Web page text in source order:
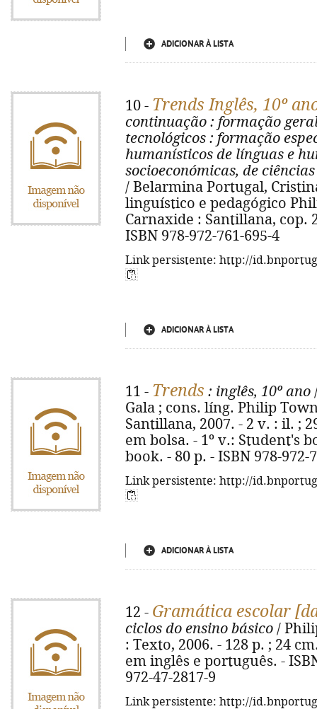
ADICIONAR À LISTA
10 - Trends Inglês, 10º
continuação : formação
tecnológicos : formação
humanísticos de línguas e
socioeconómicas, de
/ Belarmina Portugal,
linguístico e pedagógico
Carnaxide : Santillana, cop.
ISBN 978-972-761-695-4
Link persistente: http://
ADICIONAR À LISTA
11 - Trends : inglês, 10º ano
Gala ; cons. líng. Philip
Santillana, 2007. - 2 v. : il. ;
em bolsa. - 1º v.: Student's
book. - 80 p. - ISBN 978-972-
Link persistente: http://
ADICIONAR À LISTA
12 - Gramática escolar
ciclos do ensino básico /
: Texto, 2006. - 128 p. ; 24
em inglês e português. -
972-47-2817-9
Link persistente: http://